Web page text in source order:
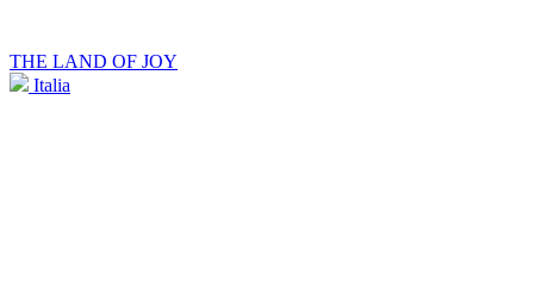
THE LAND OF JOY
Italia